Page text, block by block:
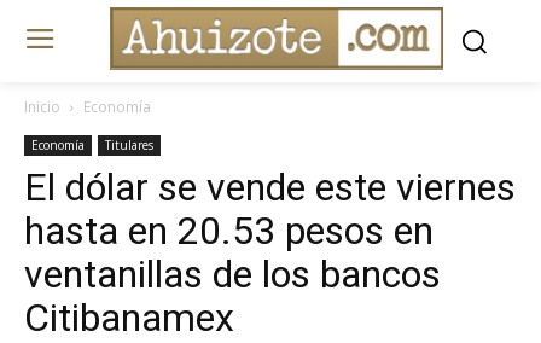
Inicio Economía
Economía Titulares
El dólar se vende este viernes
hasta en 20.53 pesos en
ventanillas de los bancos
Citibanamex